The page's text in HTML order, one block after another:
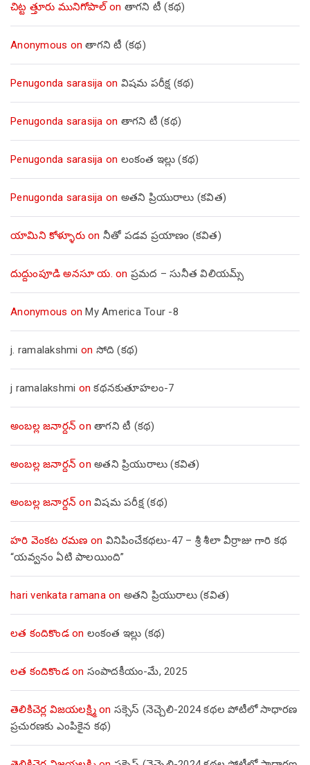
చిట్ట త్తూరు మునిగోపాల్on తాగని టీ (కథ)
Anonymous onతాగని టీ (కథ)
Penugonda sarasija on విషమ పరీక్ష (క‌థ‌)
Penugonda sarasija on తాగని టీ (కథ)
Penugonda sarasija on లంకంత ఇల్లు (కథ)
Penugonda sarasija on అతని ప్రియురాలు (కవిత)
యామిని కోళ్ళూరుon నీతో పడవ ప్రయాణం (కవిత)
దుద్దుంపూడి అనసూ య. on ప్రమద – సునీత విలియమ్స్
Anonymous onMy America Tour -8
j. ramalakshmi on సోది (కథ)
j ramalakshmi onకథనకుతూహలం-7
అంబల్ల జనార్దన్ on తాగని టీ (కథ)
అంబల్ల జనార్దన్ on అతని ప్రియురాలు (కవిత)
అంబల్ల జనార్దన్ on విషమ పరీక్ష (క‌థ‌)
హరి వెంకట రమణ on వినిపించేకథలు-47 – శ్రీ శీలా వీర్రాజు గారి కథ
“యవ్వనం ఏటి పాలయింది”
hari venkata ramanaon అతని ప్రియురాలు (కవిత)
లత కందికొండon లంకంత ఇల్లు (కథ)
లత కందికొండon సంపాదకీయం-మే, 2025
తెలికిచెర్ల విజయలక్ష్మిon సక్సెస్ (నెచ్చెలి-2024 కథల పోటీలో సాధారణ
ప్రచురణకు ఎంపికైన కథ)